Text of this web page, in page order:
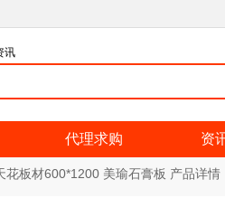
讯
代理求购 资
花板材600*1200 美瑜石膏板 产品详情